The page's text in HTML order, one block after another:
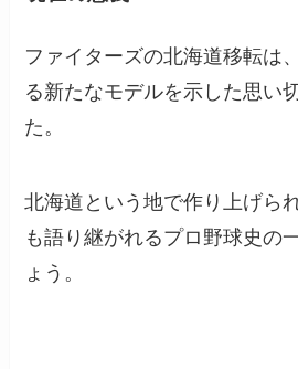
ファイターズの北海道移転は
る新たなモデルを示した思い
た。
北海道という地で作り上げら
も語り継がれるプロ野球史の
ょう。